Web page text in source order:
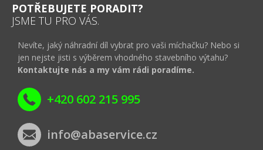
POTŘEBUJETE PORADIT?
JSME TU PRO VÁS.
Nevíte, jaký náhradní díl vybrat pro vaši míchačku? Nebo si
jen nejste jisti s výběrem vhodného stavebního výtahu?
Kontaktujte nás a my vám rádi poradíme.
+420 602 215 995
info@abaservice.cz